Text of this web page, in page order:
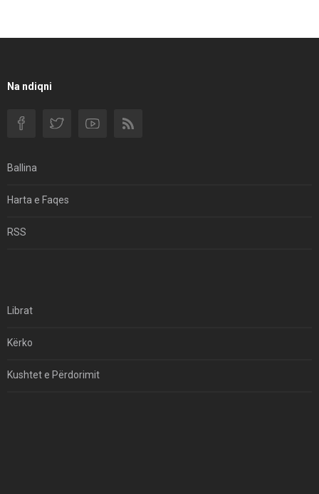
Na ndiqni
Ballina
Harta e Faqes
RSS
Librat
Kërko
Kushtet e Përdorimit